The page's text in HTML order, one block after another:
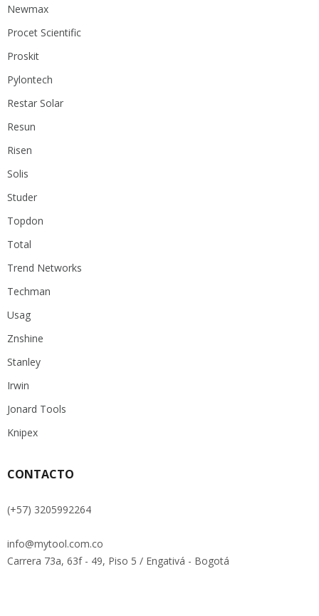
Newmax
Procet Scientific
Proskit
Pylontech
Restar Solar
Resun
Risen
Solis
Studer
Topdon
Total
Trend Networks
Techman
Usag
Znshine
Stanley
Irwin
Jonard Tools
Knipex
CONTACTO
(+57) 3205992264
info@mytool.com.co
Carrera 73a, 63f - 49, Piso 5 / Engativá - Bogotá